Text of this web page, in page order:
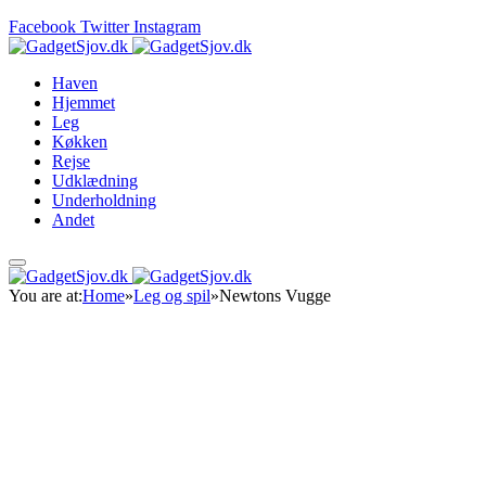
Facebook Twitter Instagram
Haven
Hjemmet
Leg
Køkken
Rejse
Udklædning
Underholdning
Andet
You are at:Home»Leg og spil»Newtons Vugge